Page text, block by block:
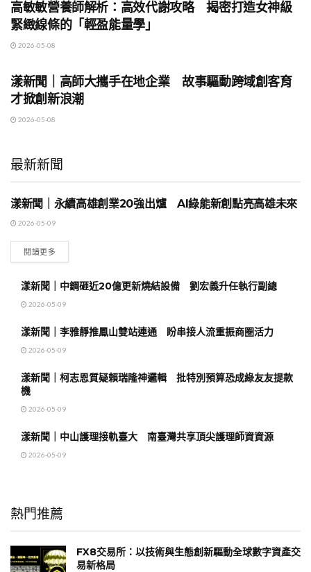
高敏敏營養師解析：高效代謝攻略 揭密打造女神級
緊緻線條的「輕盈能量學」
2026-05-08
漾新聞｜高師大攜手在地企業 故事驅動跨域創客育
才掀創新浪潮
2026-05-08
最新新聞
地方時事
漾新聞｜永續高雄創業20強出爐 AI綠能新創點亮高雄未來
2026-05-09
閱讀更多
漾新聞｜中鋼砸近20億更新燒結設備 劉宏義升任執行副總
2026-05-09
漾新聞｜李雅靜推鳳山雙站連通 盼串接人流重振商圈活力
2026-05-09
漾新聞｜柯志恩質疑賴瑞隆神邏輯 批特別預算恐成綠友友提款
機
2026-05-09
漾新聞｜中山護理接軌臺大 南臺灣共享頂尖護理師資資源
2026-05-09
熱門推薦
FX8交易所：以技術與生態創新驅動全球數字資產交
易新格局